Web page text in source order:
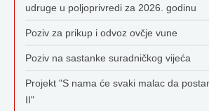
udruge u poljoprivredi za 2026. godinu
Poziv za prikup i odvoz ovčje vune
Poziv na sastanke suradničkog vijeća
Projekt "S nama će svaki malac da
II"